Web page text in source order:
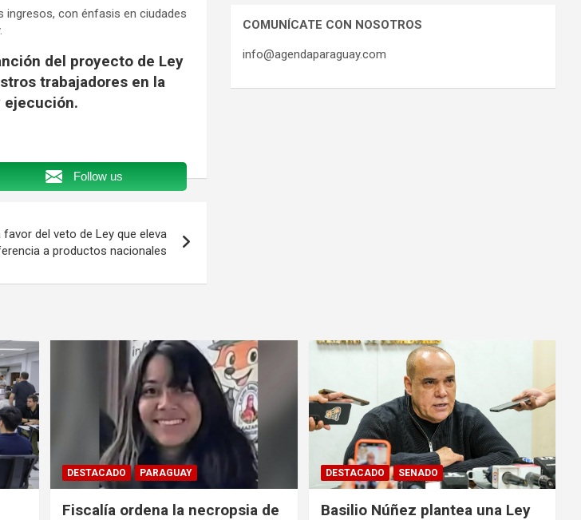
con énfasis en ciudades
del proyecto de Ley
trabajadores en la
ejecución.
Follow us
favor del veto de Ley que eleva
a productos nacionales
COMUNÍCATE CON NOSOTROS
info@agendaparaguay.com
DESTACADO PARAGUAY
Fiscalía ordena la necropsia de
DESTACADO SENADO
Basilio Núñez plantea una Ley